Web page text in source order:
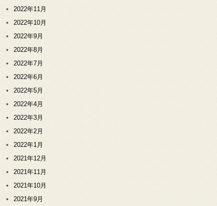
2022年11月
2022年10月
2022年9月
2022年8月
2022年7月
2022年6月
2022年5月
2022年4月
2022年3月
2022年2月
2022年1月
2021年12月
2021年11月
2021年10月
2021年9月